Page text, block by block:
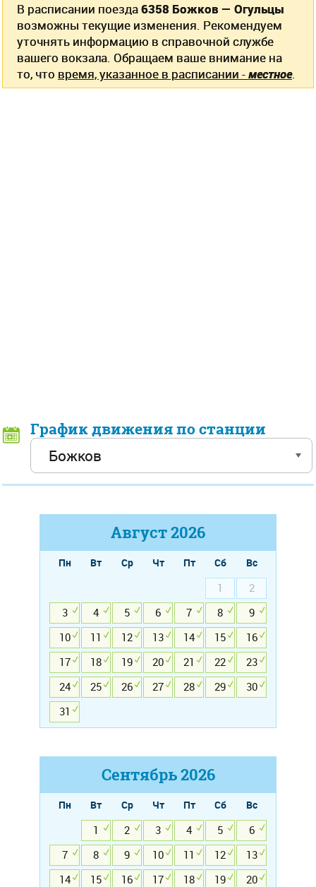
В расписании поезда6358 Божков — Огульцы
возможны текущие изменения. Рекомендуем
уточнять информацию в справочной службе
вашего вокзала. Обращаем ваше внимание на
то, что время, указанное в расписании -местное.
График движения по станции
Август2026
Пн Вт Ср Чт Пт Сб
Вс
1
2
3
4 5 6 7 8
9
10
11 12 13 14 15
16
17
18 19 20 21 22
23
24
25 26 27 28 29
30
31
Сентябрь2026
Пн Вт Ср Чт Пт Сб
Вс
1
2 3 4 5
6
7
8 9 10 11 12
13
14
15 16 17 18 19
20